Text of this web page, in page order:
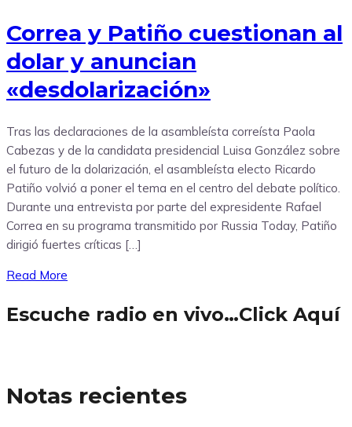
Correa y Patiño cuestionan al
dolar y anuncian
«desdolarización»
Tras las declaraciones de la asambleísta correísta Paola
Cabezas y de la candidata presidencial Luisa González sobre
el futuro de la dolarización, el asambleísta electo Ricardo
Patiño volvió a poner el tema en el centro del debate político.
Durante una entrevista por parte del expresidente Rafael
Correa en su programa transmitido por Russia Today, Patiño
dirigió fuertes críticas […]
Read More
Escuche radio en vivo…Click Aquí
Notas recientes